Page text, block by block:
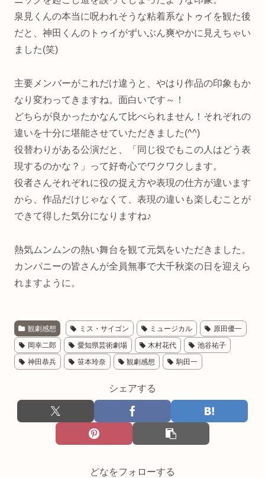
泉見くんの本当に呪われそうな粘着系なトゥイを観た後
だと、神田くんのトゥイがずいぶん爽やかに見えちゃい
ました(笑)
主要メンバーがこれだけ違うと、やはり作品の印象もか
なり変わってきますね。面白いです～！
どちらが良かったかなんて比べられません！それぞれの
違いを十分に堪能させていただきました(^^)
役替わりがある公演だと、「同じ役でもこの人はどう表
現するのかな？」って好奇心でワクワクします。
役者さんそれぞれに役の捉え方や表現の仕方が違います
から、作品だけじゃなくて、表現の違いも楽しむことが
できて得した気分になりますね♪
熱気ムンムンの熱い舞台を観て元気をいただきました。
カンパニーの皆さんが全員無事で大千秋楽の日を迎えら
れますように。
観劇感想 ミス・サイゴン ミュージカル 原田優一
岡幸二郎 愛知県芸術劇場 木村花代
池谷祐子
神田恭兵
笹本玲奈 観劇感想 駒田一
シェアする
どなをフォローする